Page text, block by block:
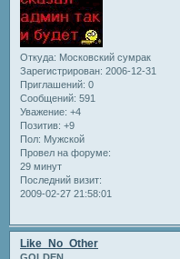
Откуда: Московский сумрак
Зарегистрирован: 2006-12-31
Приглашений: 0
Сообщений: 591
Уважение: +4
Позитив: +9
Пол: Мужской
Провел на форуме:
29 минут
Последний визит:
2009-02-27 21:58:01
Like_No_Other
GOLDEN